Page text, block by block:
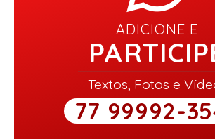
ADICIONE E
Textos, Fotos e
77 99992-